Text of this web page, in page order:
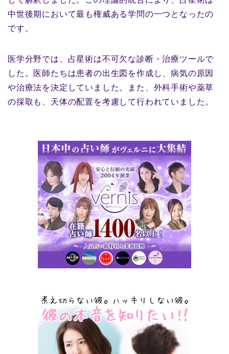
中世後期において最も権威ある学問の一つとなったの
です。
医学分野では、占星術は不可欠な診断・治療ツールで
した。医師たちは患者の出生図を作成し、病気の原因
や治療法を決定していました。また、外科手術や薬草
の採取も、天体の配置を考慮して行われていました。